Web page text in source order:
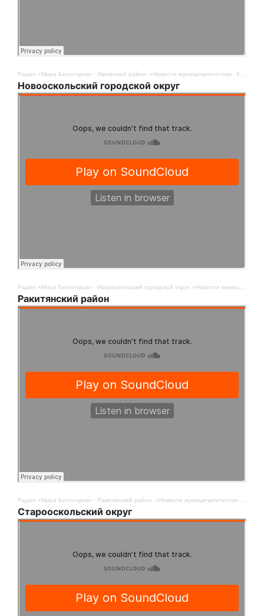
Радио «Мира Белогорья» · Ивнянский район. «Новости муниципалитетов». 9 мая
Новооскольский городской округ
Радио «Мира Белогорья» · Новооскольский городской округ. «Новости муниципалитетов». 9 мая
Ракитянский район
Радио «Мира Белогорья» · Ракитянский район. «Новости муниципалитетов». 9 мая
Старооскольский округ